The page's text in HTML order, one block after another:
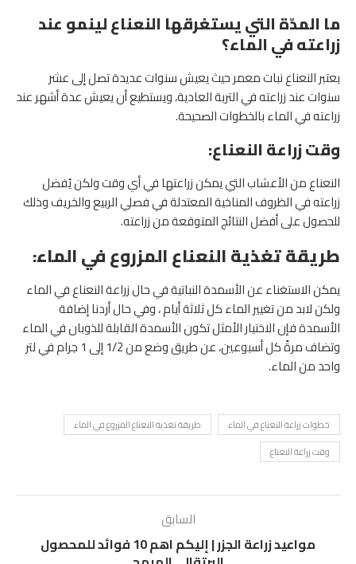
ما المدّة التي يستغرقها النعناع لينمو عند
زراعته في الماء؟
يعتبر النعناع نبات معمر حيث يعيش سنوات عديدة تصل إلى عشر
سنوات عند زراعته في التربة العادية، ويستطيع أن يعيش عدة أشهر عند
زراعته في الماء بالخطوات الصحيحة.
وقت زراعة النعناع:
النعناع من الأعشاب التي يمكن زراعتها في أي وقت ولكن يُفضل
زراعته في الظروف المناخية المعتدلة في فصلي الربيع والخريف وذلك
للحصول على أفضل النتائج المتوقعة من زراعته.
طريقة تغذية النعناع المزروع في الماء:
يمكن الاستغناء عن الأسمدة النباتية في حال زراعة النعناع في الماء
ولكن لابد من تغيير الماء كل ثلاثة أيام ، وفي حال أردنا إضافة
الأسمدة فإن الاختيار الأمثل تكون الأسمدة القابلة للذوبان في الماء
وتضاف مرةً كل أسبوعين، عن طريق وضع من 1/2 إلى 1 جرام في لتر
واحد من الماء.
خطوات زراعة النعناع في الماء
طريقة تغذية النعناع المزروع في الماء
وقت زراعة النعناع
السابق
مواعيد زراعة الجزر | إليكم اهم 10 فوائد للمحصول